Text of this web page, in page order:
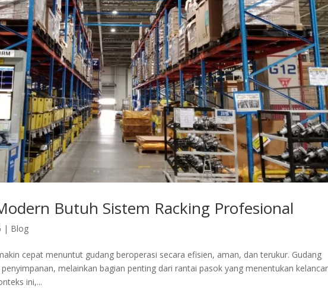
Butuh Sistem Racking Profesional
| Blog
cepat menuntut gudang beroperasi secara efisien, aman, dan terukur. Gudang
melainkan bagian penting dari rantai pasok yang menentukan
ini,...